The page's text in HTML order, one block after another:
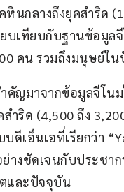
หินกลางถึงยุคสำริด
บเทียบกับฐานข้อมูล
คน รวมถึงมนุษย์ใ
คัญมาจากข้อมูลจีโน
ำริด (4,500 ถึง
ดีเอ็นเอที่เรียกว่า
ย่างชัดเจนกับประชา
และปัจจุบัน